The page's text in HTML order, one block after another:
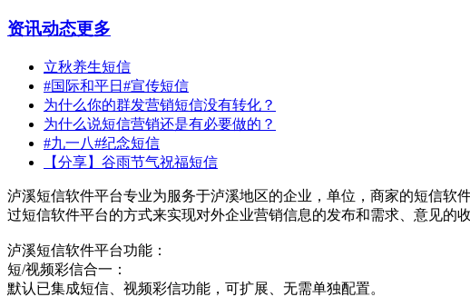
资讯动态更多
立秋养生短信
#国际和平日#宣传短信
为什么你的群发营销短信没有转化？
为什么说短信营销还是有必要做的？
#九一八#纪念短信
【分享】谷雨节气祝福短信
泸溪短信软件平台专业为服务于泸溪地区的企业，单位，商家的短信
过短信软件平台的方式来实现对外企业营销信息的发布和需求、意见的
泸溪短信软件平台功能：
短/视频彩信合一：
默认已集成短信、视频彩信功能，可扩展、无需单独配置。